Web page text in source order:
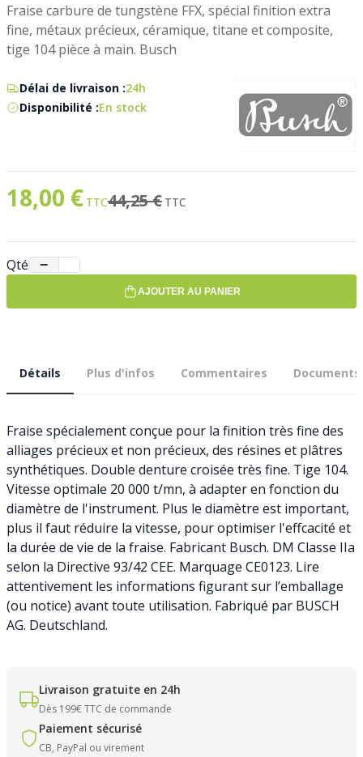
Fraise carbure de tungstène FFX, spécial finition extra
fine, métaux précieux, céramique, titane et composite,
tige 104 pièce à main. Busch
Délai de livraison :24h
Disponibilité :En stock
Prix spécial
18,00 € Ancien prix
44,25 €
Qté −
AJOUTER AU PANIER
Détails Plus d'infos Commentaires Documents
Fraise spécialement conçue pour la finition très fine des
alliages précieux et non précieux, des résines et plâtres
synthétiques. Double denture croisée très fine. Tige 104.
Vitesse optimale 20 000 t/mn, à adapter en fonction du
diamètre de l'instrument. Plus le diamètre est important,
plus il faut réduire la vitesse, pour optimiser l'effcacité et
la durée de vie de la fraise. Fabricant Busch. DM Classe IIa
selon la Directive 93/42 CEE. Marquage CE0123. Lire
attentivement les informations figurant sur l’emballage
(ou notice) avant toute utilisation. Fabriqué par BUSCH
AG. Deutschland.
Livraison gratuite en 24h
Dès 199€ TTC de commande
Paiement sécurisé
CB, PayPal ou virement